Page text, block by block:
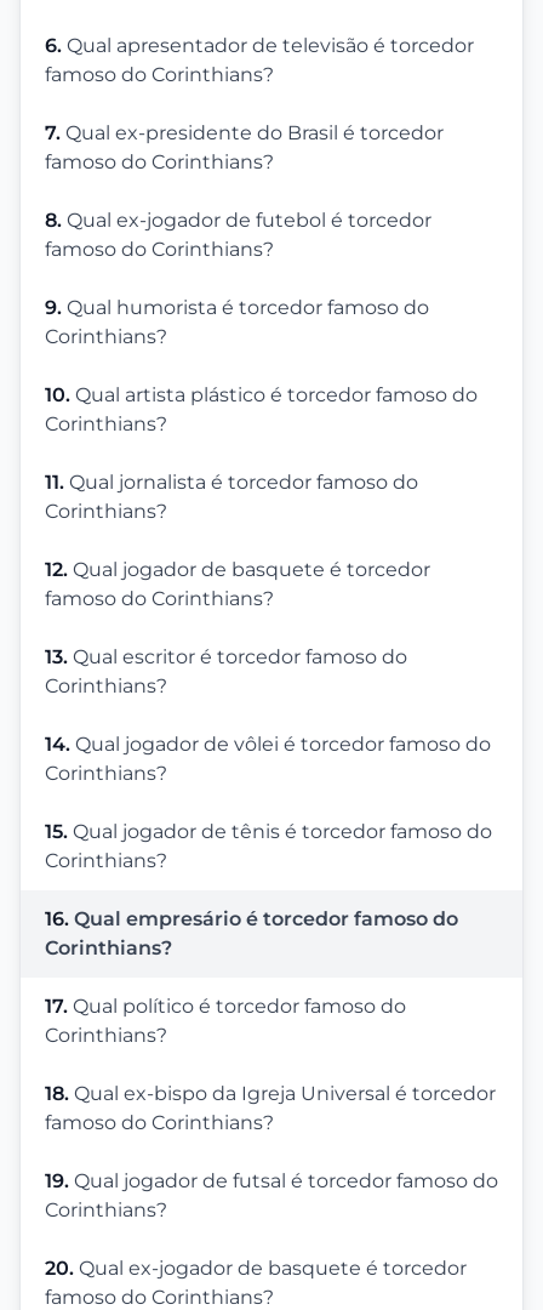
6. Qual apresentador de televisão é torcedor
famoso do Corinthians?
7. Qual ex-presidente do Brasil é torcedor
famoso do Corinthians?
8. Qual ex-jogador de futebol é torcedor
famoso do Corinthians?
9. Qual humorista é torcedor famoso do
Corinthians?
10. Qual artista plástico é torcedor famoso do
Corinthians?
11. Qual jornalista é torcedor famoso do
Corinthians?
12. Qual jogador de basquete é torcedor
famoso do Corinthians?
13. Qual escritor é torcedor famoso do
Corinthians?
14. Qual jogador de vôlei é torcedor famoso do
Corinthians?
15. Qual jogador de tênis é torcedor famoso do
Corinthians?
16. Qual empresário é torcedor famoso do
Corinthians?
17. Qual político é torcedor famoso do
Corinthians?
18. Qual ex-bispo da Igreja Universal é torcedor
famoso do Corinthians?
19. Qual jogador de futsal é torcedor famoso do
Corinthians?
20. Qual ex-jogador de basquete é torcedor
famoso do Corinthians?